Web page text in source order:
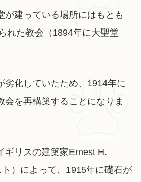
が建っている場所にはもとも
れた教会（1894年に大聖堂
劣化していたため、1914年に
会を再構築することになりま
ギリスの建築家Ernest H.
）によって、1915年に礎石が